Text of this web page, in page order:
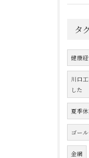
タ
健康
川口
した
夏季
ゴー
金網